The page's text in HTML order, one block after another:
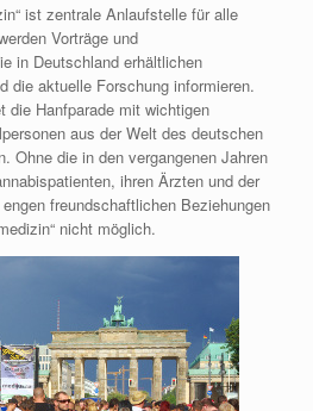
ist zentrale Anlaufstelle für alle
Vorträge und
in Deutschland erhältlichen
die aktuelle Forschung informieren.
die Hanfparade mit wichtigen
aus der Welt des deutschen
Ohne die in den vergangenen Jahren
ihren Ärzten und der
freundschaftlichen Beziehungen
nicht möglich.